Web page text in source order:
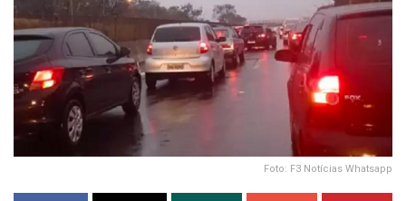
Foto: F3 Notícias Whatsapp